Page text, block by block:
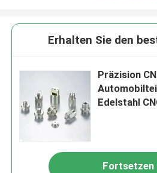
Erhalten Sie den
Präzision
Edelstahl
Fortsetzen